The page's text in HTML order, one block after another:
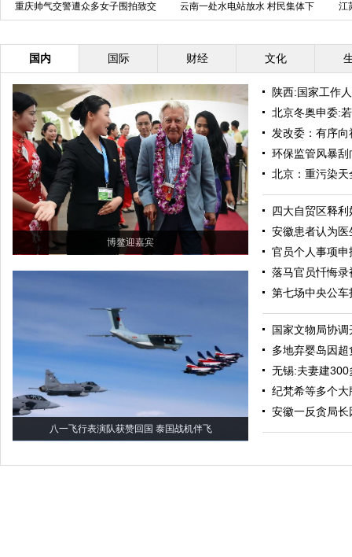
北京亦庄线脱轨地铁吊移工作连夜
展开
湖北利川：神秘的土家族崖墓
国内 国际 财经 文化
博鳌迎嘉宾
八一飞行表演队获赞回国 泰国战机伴飞
陕西:国家工作
北京冬奥申委:
发改委：有序
环保监管风暴
北京：重污染
四大自贸区释
安徽患者认为
官员个人事项
落马官员忏悔
第七场中央公
国家文物局协
多地弃婴岛因
无锡:夫妻建
纪梵希等多个
安徽一反贪局